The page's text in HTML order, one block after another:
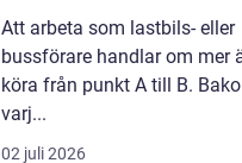
Att arbeta som lastbils- eller
bussförare handlar om mer
köra från punkt A till B.
varj...
02 juli 2026